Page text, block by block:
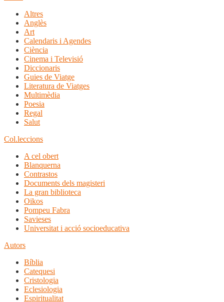
Altres
Anglès
Art
Calendaris i Agendes
Ciència
Cinema i Televisió
Diccionaris
Guies de Viatge
Literatura de Viatges
Multimèdia
Poesia
Regal
Salut
Col.leccions
A cel obert
Blanquerna
Contrastos
Documents dels magisteri
La gran biblioteca
Oikos
Pompeu Fabra
Savieses
Universitat i acció socioeducativa
Autors
Bíblia
Catequesi
Cristologia
Eclesiologia
Espiritualitat